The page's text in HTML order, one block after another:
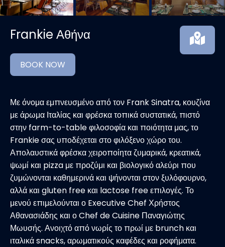
Frankie Αθήνα
BOOK NOW
Με όνομα εμπνευσμένο από τον Frank Sinatra, κουζίνα
με άρωμα Ιταλίας και φρέσκα τοπικά συστατικά, πιστό
στην farm-to-table φιλοσοφία και ποιότητα μας, το
Frankie σας υποδέχεται στο φιλόξενο χώρο του.
Απολαυστικά φρέσκα χειροποίητα ζυμαρικά, κρεατικά,
ψωμί και pizza με προζύμι και βιολογικό αλεύρι που
ζυμώνονται καθημερινά και ψήνονται στον ξυλόφουρνο,
αλλά και gluten free και lactose free επιλογές. Το
μενού επιμελούνται ο Executive Chef Χρήστος
Αθανασιάδης και ο Chef de Cuisine Παναγιώτης
Μωυσής. Ανοιχτό από νωρίς το πρωί με brunch και
ιταλικά snacks, αρωματικούς καφέδες και ροφήματα.